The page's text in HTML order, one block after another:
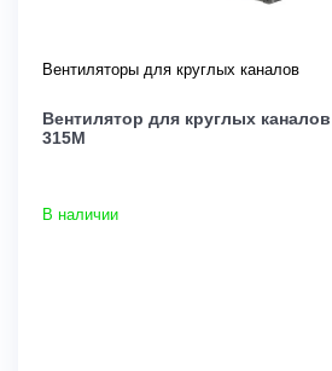
Вентиляторы для круглых каналов
Вентилятор для круглых
315M
В наличии